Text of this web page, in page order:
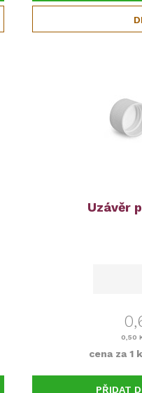
Uzávěr
0,50
cena za 1
PŘIDAT